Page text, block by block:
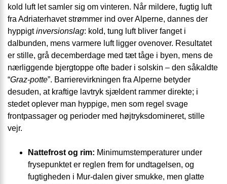
kold luft let samler sig om vinteren. Når mildere, fugtig luft
fra Adriaterhavet strømmer ind over Alperne, dannes der
hyppigtinversionslag: kold, tung luft bliver fanget i
dalbunden, mens varmere luft ligger ovenover. Resultatet
er stille, grå decemberdage med tæt tåge i byen, mens de
nærliggende bjergtoppe ofte bader i solskin – den såkaldte
“Graz-potte”. Barrierevirkningen fra Alperne betyder
desuden, at kraftige lavtryk sjældent rammer direkte; i
stedet oplever man hyppige, men som regel svage
frontpassager og perioder med højtryksdomineret, stille
vejr.
Nattefrost og rim: Minimumstemperaturer under
frysepunktet er reglen frem for undtagelsen, og
fugtigheden i Mur-dalen giver smukke, men glatte